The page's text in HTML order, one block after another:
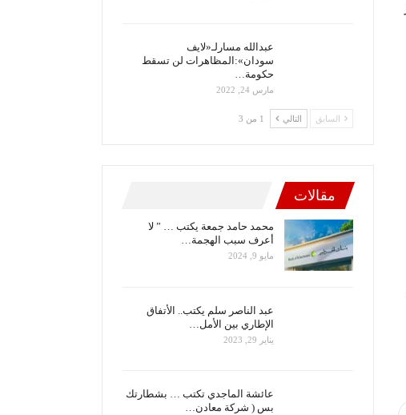
عبدالله مسارلـ«لايف
سودان»:المظاهرات لن تسقط
حكومة…
مارس 24, 2022
السابق التالي 1 من 3
مقالات
محمد حامد جمعة يكتب … ” لا
أعرف سبب الهجمة…
مايو 9, 2024
عبد الناصر سلم يكتب.. الأتفاق
الإطاري بين الأمل…
يناير 29, 2023
عائشة الماجدي تكتب … بشطارتك
بس ( شركة معادن…